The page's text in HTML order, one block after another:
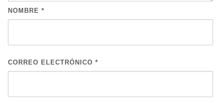
NOMBRE *
CORREO ELECTRÓNICO *